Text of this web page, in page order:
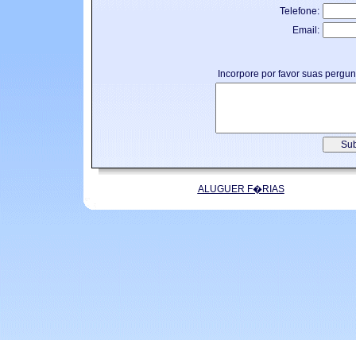
Telefone:
Email:
Incorpore por favor suas
ALUGUER F�RIAS